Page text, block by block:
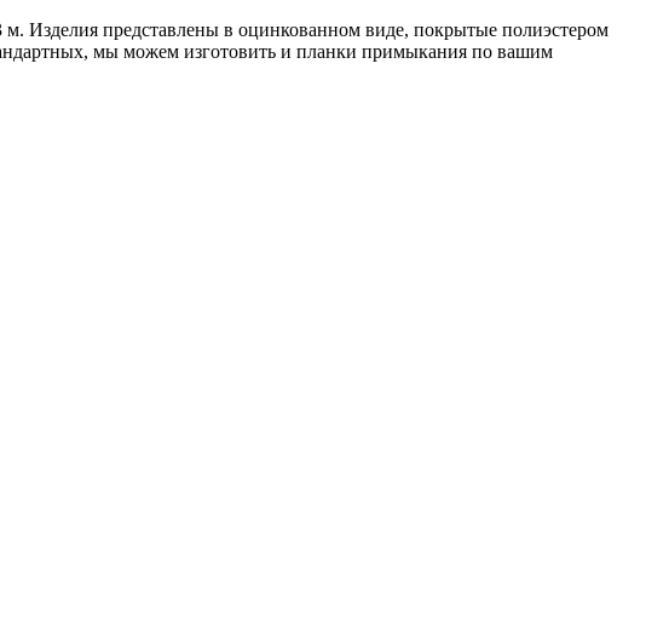
Изделия представлены в оцинкованном виде, покрытые полиэстером
мы можем изготовить и планки примыкания по вашим